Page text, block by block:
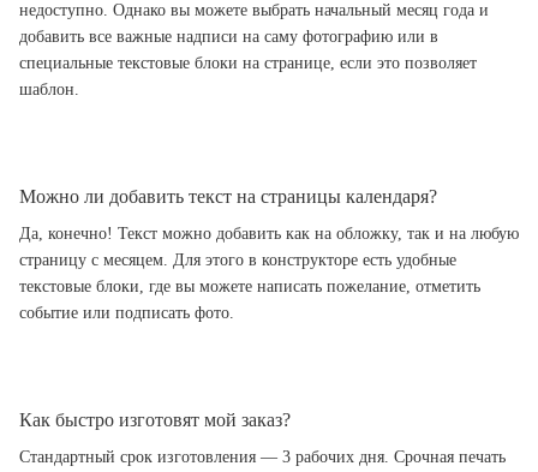
недоступно. Однако вы можете выбрать начальный месяц года и
добавить все важные надписи на саму фотографию или в
специальные текстовые блоки на странице, если это позволяет
шаблон.
Можно ли добавить текст на страницы календаря?
Да, конечно! Текст можно добавить как на обложку, так и на любую
страницу с месяцем. Для этого в конструкторе есть удобные
текстовые блоки, где вы можете написать пожелание, отметить
событие или подписать фото.
Как быстро изготовят мой заказ?
Стандартный срок изготовления — 3 рабочих дня. Срочная печать